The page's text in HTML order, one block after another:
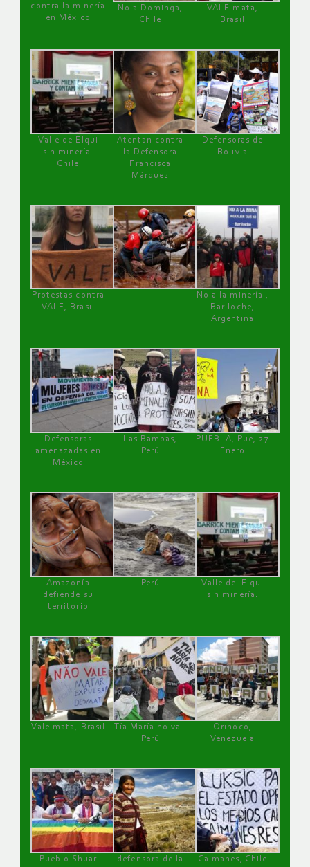
contra la minería
en México
No a Dominga,
Chile
VALE mata,
Brasil
Valle de Elqui
sin minería.
Chile
Atentan contra
la Defensora
Francisca
Márquez
Defensoras de
Bolivia
Protestas contra
VALE, Brasil
No a la minería ,
Bariloche,
Argentina
Defensoras
amenazadas en
México
Las Bambas,
Perú
PUEBLA, Pue, 27
Enero
Amazonía
defiende su
territorio
Perú
Valle del Elqui
sin minería.
Vale mata, Brasil
Tía María no va !
Perú
Orinoco,
Venezuela
Pueblo Shuar
defensora de la
Caimanes, Chile